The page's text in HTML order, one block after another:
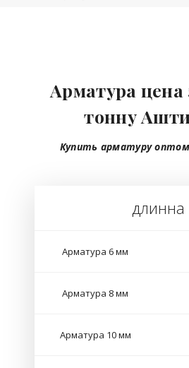
Арматура цена
тонну
Купить арматуру
длинна
Арматура 6 мм
Арматура 8 мм
Арматура 10 мм